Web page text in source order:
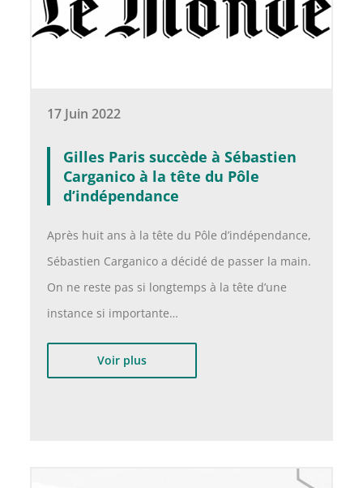
17 Juin 2022
Gilles Paris succède à Sébastien
Carganico à la tête du Pôle
d’indépendance
Après huit ans à la tête du Pôle d’indépendance,
Sébastien Carganico a décidé de passer la main.
On ne reste pas si longtemps à la tête d’une
instance si importante…
Voir plus